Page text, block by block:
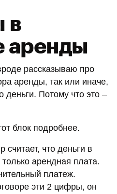
в
аренды
рассказываю про
аренды, так или иначе,
деньги. Потому что это –
блок подробнее.
считает, что деньги в
арендная плата.
платеж.
эти 2 цифры, он